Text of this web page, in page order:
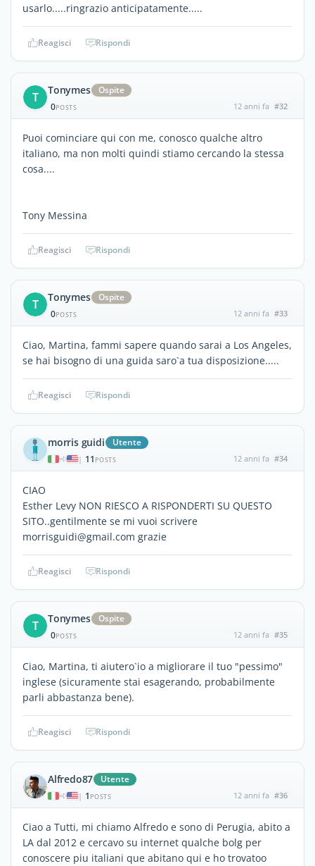
usarlo.....ringrazio anticipatamente.....
Reagisci Rispondi
T Tonymes
Ospite
0POSTS 12 anni fa #32
Puoi cominciare qui con me, conosco qualche altro
italiano, ma non molti quindi stiamo cercando la stessa
cosa....
Tony Messina
Reagisci Rispondi
T Tonymes
Ospite
0POSTS 12 anni fa #33
Ciao, Martina, fammi sapere quando sarai a Los Angeles,
se hai bisogno di una guida saro`a tua disposizione.....
Reagisci Rispondi
morris guidi Utente
| 11 POSTS 12 anni fa #34
CIAO
Esther Levy NON RIESCO A RISPONDERTI SU QUESTO
SITO..gentilmente se mi vuoi scrivere
morrisguidi@gmail.com grazie
Reagisci Rispondi
T Tonymes
Ospite
0POSTS 12 anni fa #35
Ciao, Martina, ti aiutero`io a migliorare il tuo "pessimo"
inglese (sicuramente stai esagerando, probabilmente
parli abbastanza bene).
Reagisci Rispondi
Alfredo87 Utente
| 1 POSTS 12 anni fa #36
Ciao a Tutti, mi chiamo Alfredo e sono di Perugia, abito a
LA dal 2012 e cercavo su internet qualche bolg per
conoscere piu italiani que abitano qui e ho trovatoo